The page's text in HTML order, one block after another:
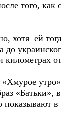
того,
ей тогда
километрах
утро»,
показывают